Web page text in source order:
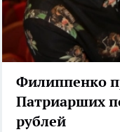
Филиппенко
Патриарших
рублей